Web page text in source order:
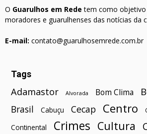
O Guarulhos em Rede tem como
moradores e guarulhenses das notícias da
E-mail: contato@guarulhosemrede.com.br
Tags
Adamastor Alvorada Bom Clima
Brasil Cabuçu Cecap Centro
Continental Crimes Cultura